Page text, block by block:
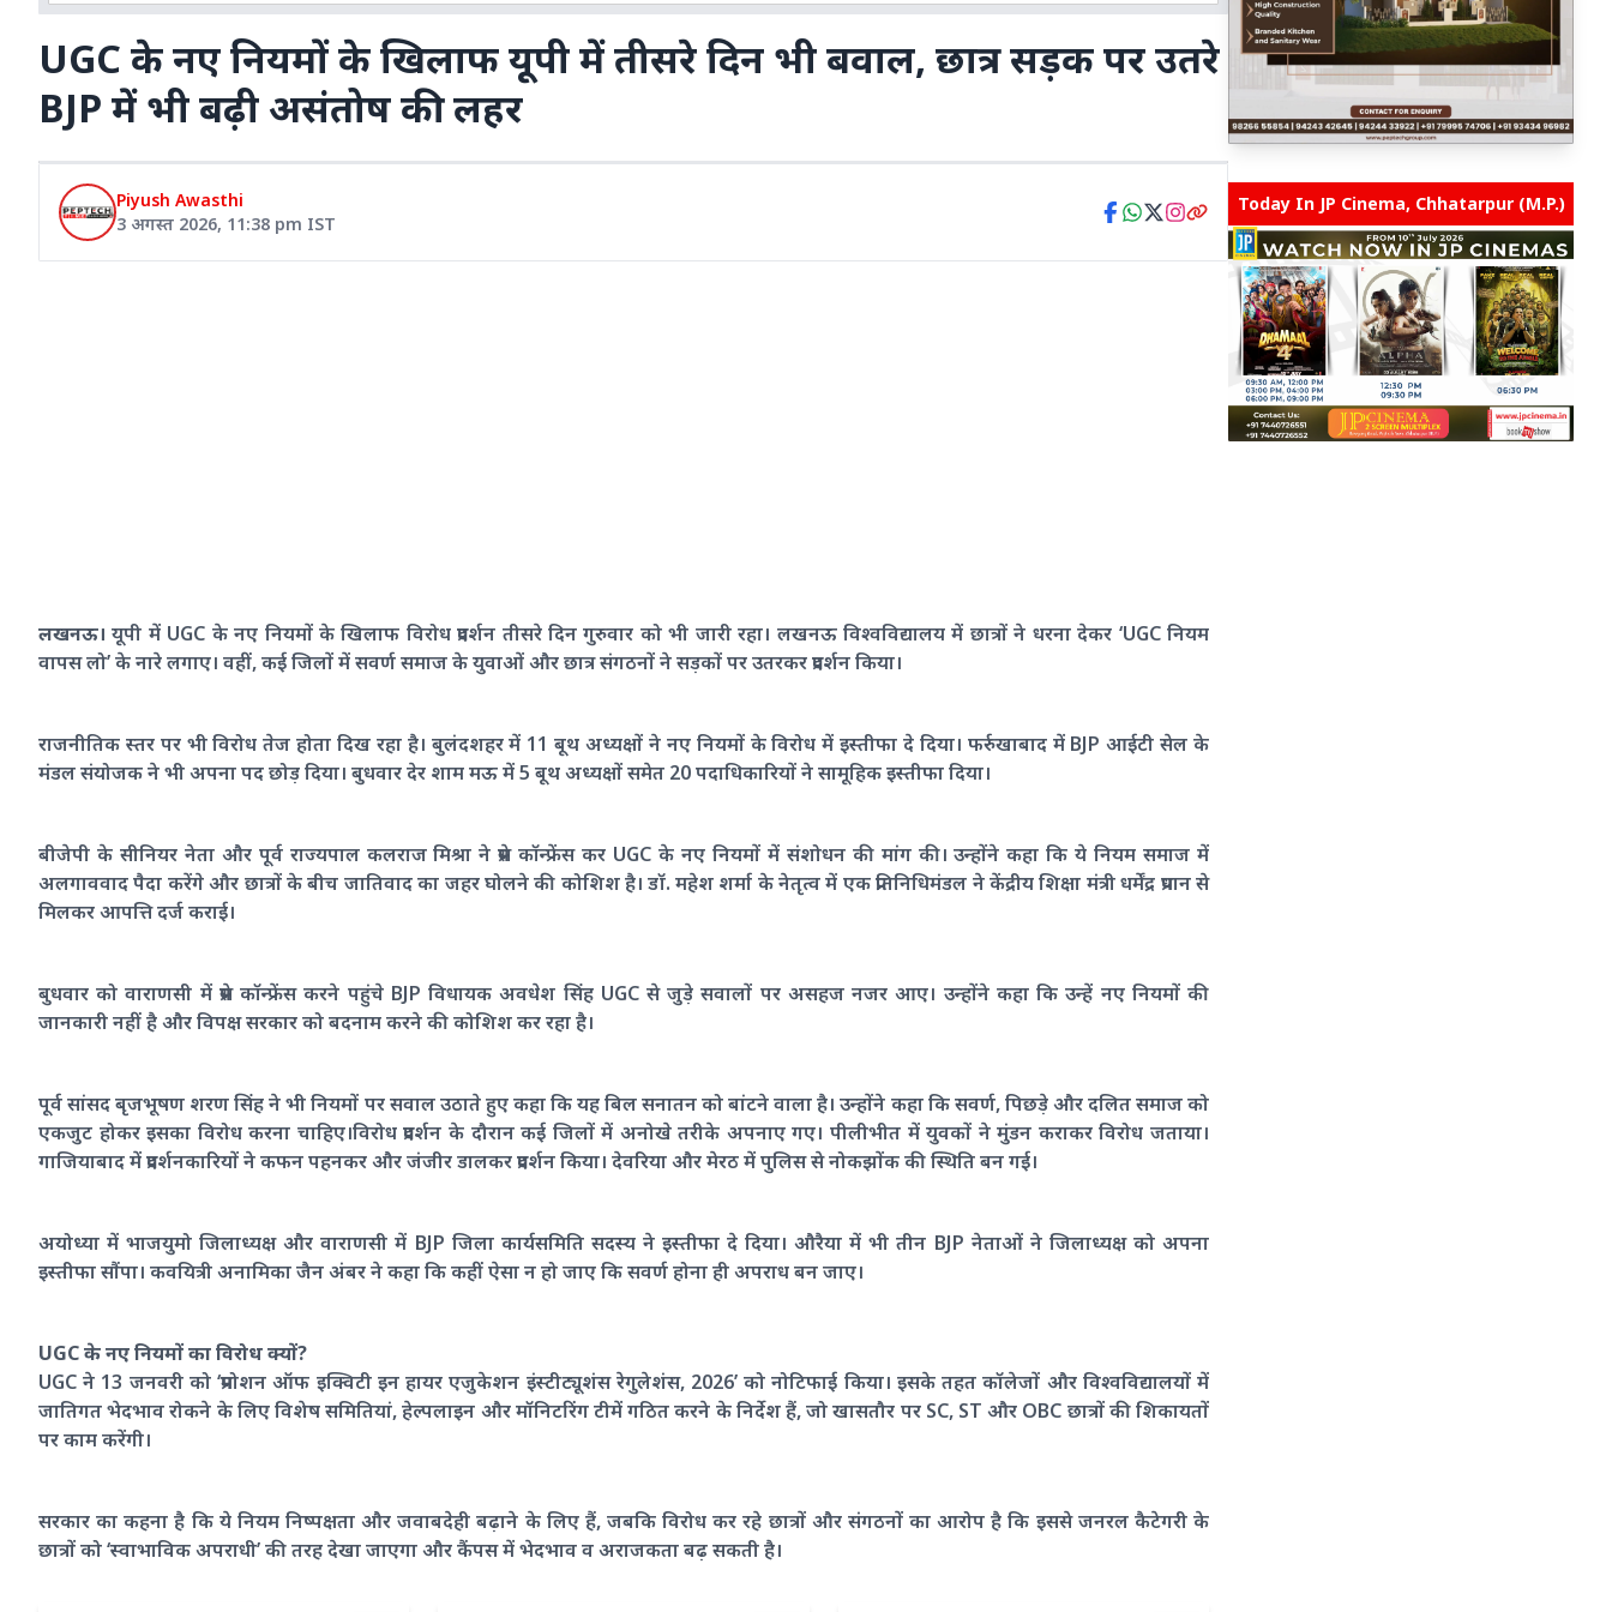
UGC के नए नियमों के खिलाफ यूपी में तीसरे दिन भी बवाल, छात्र सड़क पर उतरे
BJP में भी बढ़ी असंतोष की लहर
Piyush Awasthi
3 अगस्त 2026, 11:38 pm IST
Today In JP Cinema, Chhatarpur (M.P.)
लखनऊ। यूपी में UGC के नए नियमों के खिलाफ विरोध प्रदर्शन तीसरे दिन गुरुवार को भी जारी रहा। लखनऊ विश्वविद्यालय में छात्रों ने धरना देकर ‘UGC नियम
वापस लो’ के नारे लगाए। वहीं, कई जिलों में सवर्ण समाज के युवाओं और छात्र संगठनों ने सड़कों पर उतरकर प्रदर्शन किया।
राजनीतिक स्तर पर भी विरोध तेज होता दिख रहा है। बुलंदशहर में 11 बूथ अध्यक्षों ने नए नियमों के विरोध में इस्तीफा दे दिया। फर्रुखाबाद में BJP आईटी सेल के
मंडल संयोजक ने भी अपना पद छोड़ दिया। बुधवार देर शाम मऊ में 5 बूथ अध्यक्षों समेत 20 पदाधिकारियों ने सामूहिक इस्तीफा दिया।
बीजेपी के सीनियर नेता और पूर्व राज्यपाल कलराज मिश्रा ने प्रेस कॉन्फ्रेंस कर UGC के नए नियमों में संशोधन की मांग की। उन्होंने कहा कि ये नियम समाज में
अलगाववाद पैदा करेंगे और छात्रों के बीच जातिवाद का जहर घोलने की कोशिश है। डॉ. महेश शर्मा के नेतृत्व में एक प्रतिनिधिमंडल ने केंद्रीय शिक्षा मंत्री धर्मेंद्र प्रधान से
मिलकर आपत्ति दर्ज कराई।
बुधवार को वाराणसी में प्रेस कॉन्फ्रेंस करने पहुंचे BJP विधायक अवधेश सिंह UGC से जुड़े सवालों पर असहज नजर आए। उन्होंने कहा कि उन्हें नए नियमों की
जानकारी नहीं है और विपक्ष सरकार को बदनाम करने की कोशिश कर रहा है।
पूर्व सांसद बृजभूषण शरण सिंह ने भी नियमों पर सवाल उठाते हुए कहा कि यह बिल सनातन को बांटने वाला है। उन्होंने कहा कि सवर्ण, पिछड़े और दलित समाज को
एकजुट होकर इसका विरोध करना चाहिए।विरोध प्रदर्शन के दौरान कई जिलों में अनोखे तरीके अपनाए गए। पीलीभीत में युवकों ने मुंडन कराकर विरोध जताया।
गाजियाबाद में प्रदर्शनकारियों ने कफन पहनकर और जंजीर डालकर प्रदर्शन किया। देवरिया और मेरठ में पुलिस से नोकझोंक की स्थिति बन गई।
अयोध्या में भाजयुमो जिलाध्यक्ष और वाराणसी में BJP जिला कार्यसमिति सदस्य ने इस्तीफा दे दिया। औरैया में भी तीन BJP नेताओं ने जिलाध्यक्ष को अपना
इस्तीफा सौंपा। कवयित्री अनामिका जैन अंबर ने कहा कि कहीं ऐसा न हो जाए कि सवर्ण होना ही अपराध बन जाए।
UGC के नए नियमों का विरोध क्यों?
UGC ने 13 जनवरी को ‘प्रमोशन ऑफ इक्विटी इन हायर एजुकेशन इंस्टीट्यूशंस रेगुलेशंस, 2026’ को नोटिफाई किया। इसके तहत कॉलेजों और विश्वविद्यालयों में
जातिगत भेदभाव रोकने के लिए विशेष समितियां, हेल्पलाइन और मॉनिटरिंग टीमें गठित करने के निर्देश हैं, जो खासतौर पर SC, ST और OBC छात्रों की शिकायतों
पर काम करेंगी।
सरकार का कहना है कि ये नियम निष्पक्षता और जवाबदेही बढ़ाने के लिए हैं, जबकि विरोध कर रहे छात्रों और संगठनों का आरोप है कि इससे जनरल कैटेगरी के
छात्रों को ‘स्वाभाविक अपराधी’ की तरह देखा जाएगा और कैंपस में भेदभाव व अराजकता बढ़ सकती है।